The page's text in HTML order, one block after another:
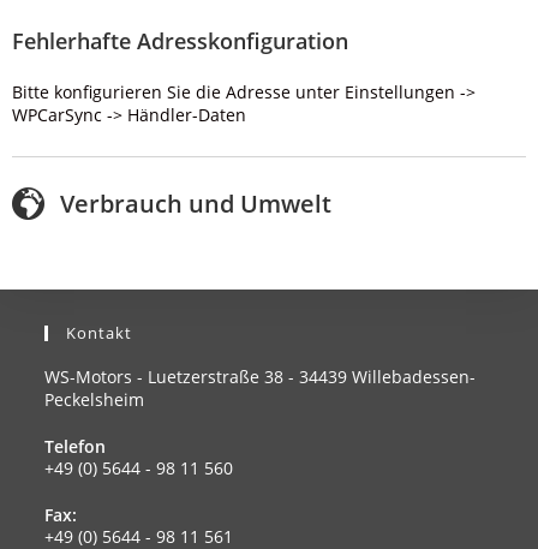
Fehlerhafte Adresskonfiguration
Bitte konfigurieren Sie die Adresse unter Einstellungen ->
WPCarSync -> Händler-Daten
Verbrauch und Umwelt
Kontakt
WS-Motors - Luetzerstraße 38 - 34439 Willebadessen-
Peckelsheim
Telefon
+49 (0) 5644 - 98 11 560
Fax:
+49 (0) 5644 - 98 11 561